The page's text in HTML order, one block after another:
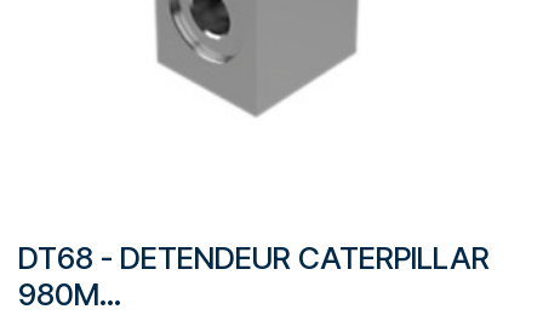
DT68 - DETENDEUR CATERPILLAR
980M...